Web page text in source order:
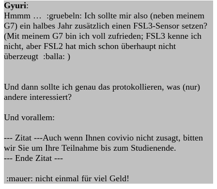
Gyuri:
Hmmm … :gruebeln: Ich sollte mir also (neben meinem
G7) ein halbes Jahr zusätzlich einen FSL3-Sensor setzen?
(Mit meinem G7 bin ich voll zufrieden; FSL3 kenne ich
nicht, aber FSL2 hat mich schon überhaupt nicht
überzeugt :balla: )
Und dann sollte ich genau das protokollieren, was (nur)
andere interessiert?
Und vorallem:
--- Zitat ---Auch wenn Ihnen covivio nicht zusagt, bitten
wir Sie um Ihre Teilnahme bis zum Studienende.
--- Ende Zitat ---
:mauer: nicht einmal für viel Geld!